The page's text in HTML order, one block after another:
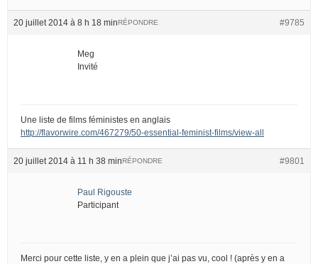
20 juillet 2014 à 8 h 18 min #9785
RÉPONDRE
Meg
Invité
Une liste de films féministes en anglais
http://flavorwire.com/467279/50-essential-feminist-films/view-all
20 juillet 2014 à 11 h 38 min #9801
RÉPONDRE
Paul Rigouste
Participant
Merci pour cette liste, y en a plein que j’ai pas vu, cool ! (après y en a